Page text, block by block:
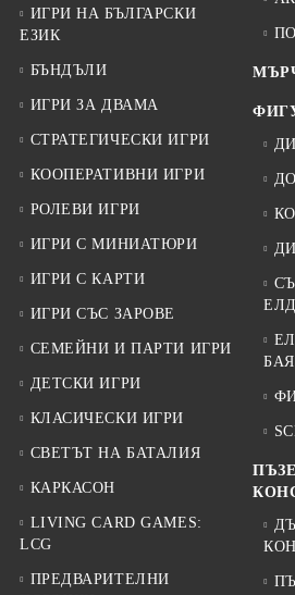
ИГРИ НА БЪЛГАРСКИ
ЕЗИК
БЪНДЪЛИ
ИГРИ ЗА ДВАМА
СТРАТЕГИЧЕСКИ ИГРИ
КООПЕРАТИВНИ ИГРИ
РОЛЕВИ ИГРИ
ИГРИ С МИНИАТЮРИ
ИГРИ С КАРТИ
ИГРИ СЪС ЗАРОВЕ
СЕМЕЙНИ И ПАРТИ ИГРИ
ДЕТСКИ ИГРИ
КЛАСИЧЕСКИ ИГРИ
СВЕТЪТ НА БАТАЛИЯ
КАРКАСОН
LIVING CARD GAMES:
LCG
ПРЕДВАРИТЕЛНИ